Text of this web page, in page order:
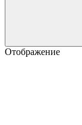
Отображение